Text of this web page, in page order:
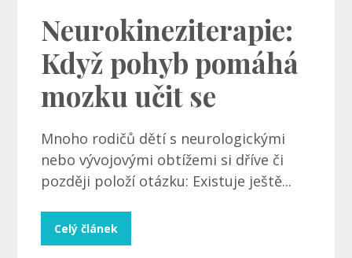
Neurokineziterapie:
Když pohyb pomáhá
mozku učit se
Mnoho rodičů dětí s neurologickými
nebo vývojovými obtížemi si dříve či
později položí otázku: Existuje ještě...
Celý článek